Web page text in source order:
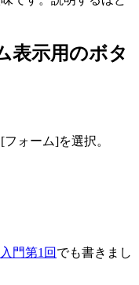
表示用のボタ
ォーム]を選択。
門第1回 でも書きまし